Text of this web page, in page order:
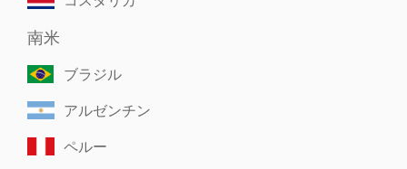
南米
ブラジル
アルゼンチン
ペルー